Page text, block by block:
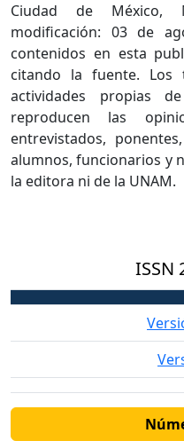
Ciudad de México,
modificación: 03 de
contenidos en esta
citando la fuente.
actividades propias
reproducen las
entrevistados,
alumnos, funcionarios y
la editora ni de la UNAM.
ISSN